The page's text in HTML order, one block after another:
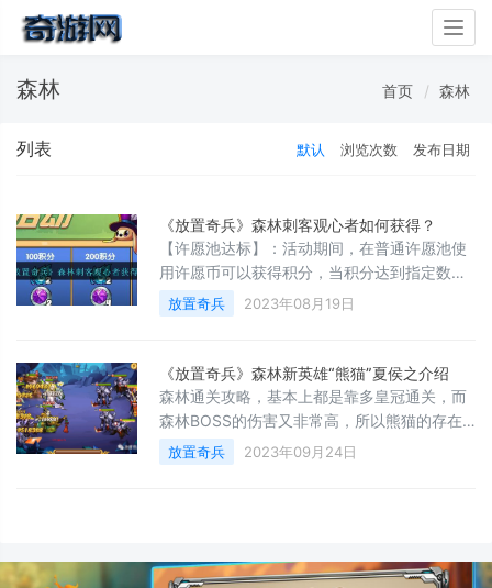
森林 首页 森林
列表 默认 浏览次数 发布日期
《放置奇兵》森林刺客观心者如何获得？
【许愿池达标】：活动期间，在普通许愿池使
用许愿币可以获得积分，当积分达到指定数额
即可获得对应奖励。
放置奇兵 2023年08月19日
《放置奇兵》森林新英雄“熊猫”夏侯之介绍
森林通关攻略，基本上都是靠多皇冠通关，而
森林BOSS的伤害又非常高，所以熊猫的存在
与否并没有那么重要，靠其他英雄照样通关
放置奇兵 2023年09月24日